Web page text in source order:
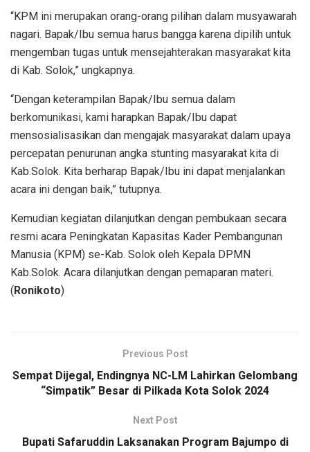
“KPM ini merupakan orang-orang pilihan dalam musyawarah
nagari. Bapak/Ibu semua harus bangga karena dipilih untuk
mengemban tugas untuk mensejahterakan masyarakat kita
di Kab. Solok,” ungkapnya.
“Dengan keterampilan Bapak/Ibu semua dalam
berkomunikasi, kami harapkan Bapak/Ibu dapat
mensosialisasikan dan mengajak masyarakat dalam upaya
percepatan penurunan angka stunting masyarakat kita di
Kab.Solok. Kita berharap Bapak/Ibu ini dapat menjalankan
acara ini dengan baik,” tutupnya.
Kemudian kegiatan dilanjutkan dengan pembukaan secara
resmi acara Peningkatan Kapasitas Kader Pembangunan
Manusia (KPM) se-Kab. Solok oleh Kepala DPMN
Kab.Solok. Acara dilanjutkan dengan pemaparan materi.
(Ronikoto)
Previous Post
Sempat Dijegal, Endingnya NC-LM Lahirkan Gelombang
“Simpatik” Besar di Pilkada Kota Solok 2024
Next Post
Bupati Safaruddin Laksanakan Program Bajumpo di